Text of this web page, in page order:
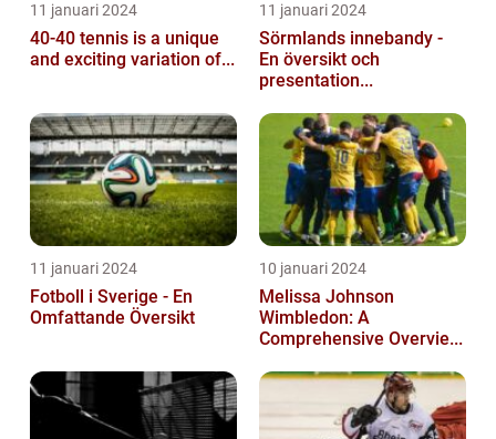
11 januari 2024
40-40 tennis is a unique
and exciting variation of...
11 januari 2024
Sörmlands innebandy -
En översikt och
presentation...
11 januari 2024
Fotboll i Sverige - En
Omfattande Översikt
10 januari 2024
Melissa Johnson
Wimbledon: A
Comprehensive Overvie...